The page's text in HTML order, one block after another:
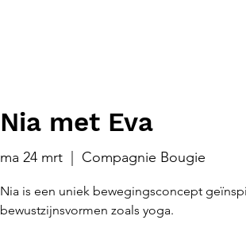
Nia met Eva
ma 24 mrt
  |
Compagnie Bougie
Nia is een uniek bewegingsconcept
bewustzijnsvormen zoals yoga.